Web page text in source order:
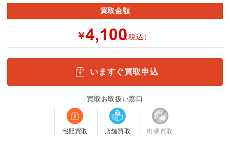
買取金額
￥ （税込）
いますぐ買取申込
買取お取扱い窓口
宅配買取 店舗買取 出張買取